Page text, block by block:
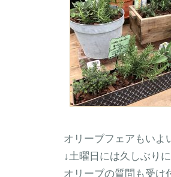
オリーブフェアもいよ
↓土曜日には久しぶり
オリーブの質問も受け